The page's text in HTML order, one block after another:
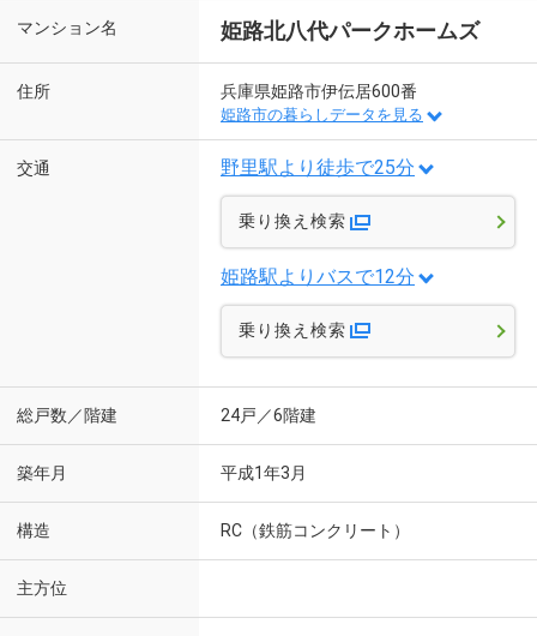
マンション名 姫路北八代パークホームズ
住所 兵庫県姫路市伊伝居600番
姫路市の暮らしデータを見る
交通 野里駅より徒歩で25分
乗り換え検索
姫路駅よりバスで12分
乗り換え検索
総戸数／階建 24戸／6階建
築年月 平成1年3月
構造 RC（鉄筋コンクリート）
主方位